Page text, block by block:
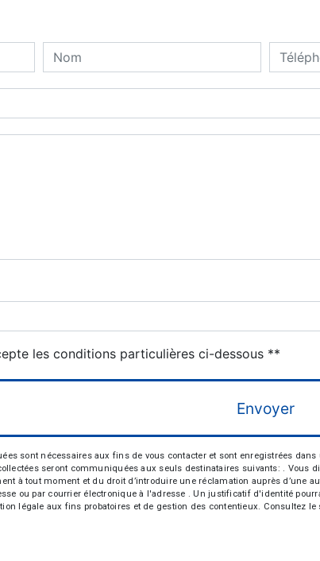
les conditions particulières ci-dessous **
Envoyer
sont nécessaires aux fins de vous contacter et sont enregistrées
seront communiquées aux seuls destinataires suivants: . Vous
à tout moment et du droit d’introduire une réclamation auprès
ou par courrier électronique à l'adresse . Un justificatif d'identité
légale aux fins probatoires et de gestion des contentieux. Consultez